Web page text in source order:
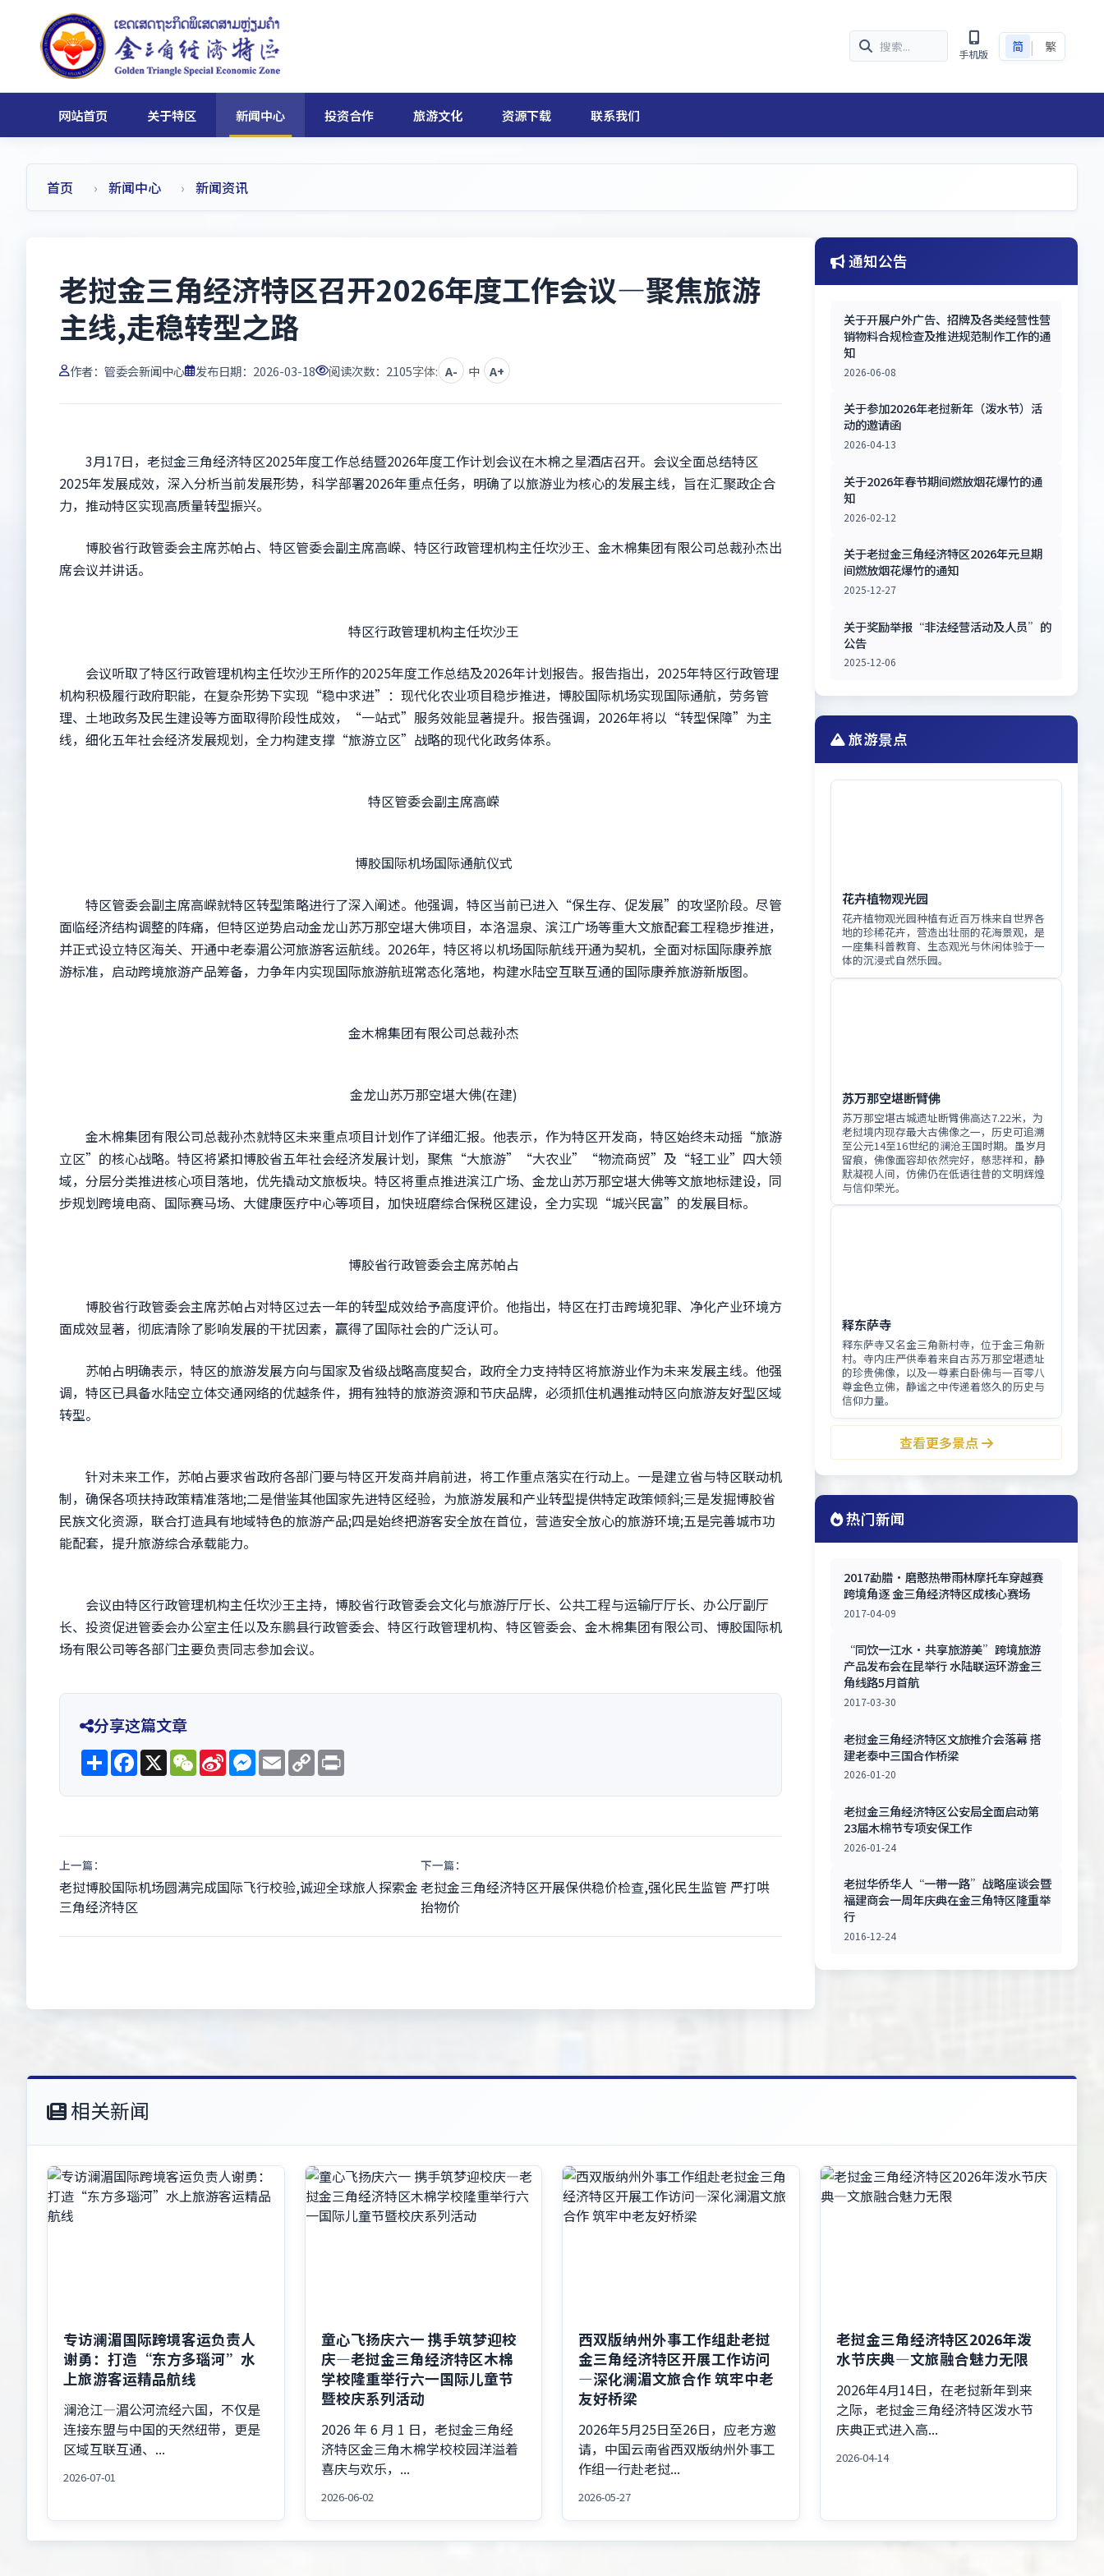
手机版
简 | 繁
网站首页 关于特区 新闻中心 投资合作 旅游文化 资源下载 联系我们
首页 新闻中心 新闻资讯
老挝金三角经济特区召开2026年度工作会议—聚焦旅游
主线,走稳转型之路
作者： 管委会新闻中心 发布日期：2026-03-18 阅读次数： 2105字体: A- 中 A+
3月17日，老挝金三角经济特区2025年度工作总结暨2026年度工作计划会议在木棉之星酒店召开。会议全面总结特区
2025年发展成效，深入分析当前发展形势，科学部署2026年重点任务，明确了以旅游业为核心的发展主线，旨在汇聚政企合
力，推动特区实现高质量转型振兴。
博胶省行政管委会主席苏帕占、特区管委会副主席高嵘、特区行政管理机构主任坎沙王、金木棉集团有限公司总裁孙杰出
席会议并讲话。
特区行政管理机构主任坎沙王
会议听取了特区行政管理机构主任坎沙王所作的2025年度工作总结及2026年计划报告。报告指出，2025年特区行政管理
机构积极履行政府职能，在复杂形势下实现“稳中求进”：现代化农业项目稳步推进，博胶国际机场实现国际通航，劳务管
理、土地政务及民生建设等方面取得阶段性成效，“一站式”服务效能显著提升。报告强调，2026年将以“转型保障”为主
线，细化五年社会经济发展规划，全力构建支撑“旅游立区”战略的现代化政务体系。
特区管委会副主席高嵘
博胶国际机场国际通航仪式
特区管委会副主席高嵘就特区转型策略进行了深入阐述。他强调，特区当前已进入“保生存、促发展”的攻坚阶段。尽管
面临经济结构调整的阵痛，但特区逆势启动金龙山苏万那空堪大佛项目，本洛温泉、滨江广场等重大文旅配套工程稳步推进，
并正式设立特区海关、开通中老泰湄公河旅游客运航线。2026年，特区将以机场国际航线开通为契机，全面对标国际康养旅
游标准，启动跨境旅游产品筹备，力争年内实现国际旅游航班常态化落地，构建水陆空互联互通的国际康养旅游新版图。
金木棉集团有限公司总裁孙杰
金龙山苏万那空堪大佛(在建)
金木棉集团有限公司总裁孙杰就特区未来重点项目计划作了详细汇报。他表示，作为特区开发商，特区始终未动摇“旅游
立区”的核心战略。特区将紧扣博胶省五年社会经济发展计划，聚焦“大旅游”“大农业”“物流商贸”及“轻工业”四大领
域，分层分类推进核心项目落地，优先撬动文旅板块。特区将重点推进滨江广场、金龙山苏万那空堪大佛等文旅地标建设，同
步规划跨境电商、国际赛马场、大健康医疗中心等项目，加快班磨综合保税区建设，全力实现“城兴民富”的发展目标。
博胶省行政管委会主席苏帕占
博胶省行政管委会主席苏帕占对特区过去一年的转型成效给予高度评价。他指出，特区在打击跨境犯罪、净化产业环境方
面成效显著，彻底清除了影响发展的干扰因素，赢得了国际社会的广泛认可。
苏帕占明确表示，特区的旅游发展方向与国家及省级战略高度契合，政府全力支持特区将旅游业作为未来发展主线。他强
调，特区已具备水陆空立体交通网络的优越条件，拥有独特的旅游资源和节庆品牌，必须抓住机遇推动特区向旅游友好型区域
转型。
针对未来工作，苏帕占要求省政府各部门要与特区开发商并肩前进，将工作重点落实在行动上。一是建立省与特区联动机
制，确保各项扶持政策精准落地;二是借鉴其他国家先进特区经验，为旅游发展和产业转型提供特定政策倾斜;三是发掘博胶省
民族文化资源，联合打造具有地域特色的旅游产品;四是始终把游客安全放在首位，营造安全放心的旅游环境;五是完善城市功
能配套，提升旅游综合承载能力。
会议由特区行政管理机构主任坎沙王主持，博胶省行政管委会文化与旅游厅厅长、公共工程与运输厅厅长、办公厅副厅
长、投资促进管委会办公室主任以及东鹏县行政管委会、特区行政管理机构、特区管委会、金木棉集团有限公司、博胶国际机
场有限公司等各部门主要负责同志参加会议。
分享这篇文章
ShareFacebook
X WeChat
Sina
Weibo
Messenger
EmailCopy
Link
上一篇：
老挝博胶国际机场圆满完成国际飞行校验,诚迎全球旅人探索金
三角经济特区
下一篇：
老挝金三角经济特区开展保供稳价检查,强化民生监管 严打哄
抬物价
通知公告
关于开展户外广告、招牌及各类经营性营
销物料合规检查及推进规范制作工作的通
知
2026-06-08
关于参加2026年老挝新年（泼水节）活
动的邀请函
2026-04-13
关于2026年春节期间燃放烟花爆竹的通
知
2026-02-12
关于老挝金三角经济特区2026年元旦期
间燃放烟花爆竹的通知
2025-12-27
关于奖励举报“非法经营活动及人员”的
公告
2025-12-06
旅游景点
花卉植物观光园
花卉植物观光园种植有近百万株来自世界各
地的珍稀花卉，营造出壮丽的花海景观，是
一座集科普教育、生态观光与休闲体验于一
体的沉浸式自然乐园。
苏万那空堪断臂佛
苏万那空堪古城遗址断臂佛高达7.22米，为
老挝境内现存最大古佛像之一，历史可追溯
至公元14至16世纪的澜沧王国时期。虽岁月
留痕，佛像面容却依然完好，慈悲祥和，静
默凝视人间，仿佛仍在低语往昔的文明辉煌
与信仰荣光。
释东萨寺
释东萨寺又名金三角新村寺，位于金三角新
村。寺内庄严供奉着来自古苏万那空堪遗址
的珍贵佛像，以及一尊素白卧佛与一百零八
尊金色立佛，静谧之中传递着悠久的历史与
信仰力量。
查看更多景点
热门新闻
2017勐腊·磨憨热带雨林摩托车穿越赛
跨境角逐 金三角经济特区成核心赛场
2017-04-09
“同饮一江水•共享旅游美”跨境旅游
产品发布会在昆举行 水陆联运环游金三
角线路5月首航
2017-03-30
老挝金三角经济特区文旅推介会落幕 搭
建老泰中三国合作桥梁
2026-01-20
老挝金三角经济特区公安局全面启动第
23届木棉节专项安保工作
2026-01-24
老挝华侨华人“一带一路”战略座谈会暨
福建商会一周年庆典在金三角特区隆重举
行
2016-12-24
相关新闻
专访澜湄国际跨境客运负责人
谢勇：打造“东方多瑙河”水
上旅游客运精品航线
澜沧江—湄公河流经六国，不仅是
连接东盟与中国的天然纽带，更是
区域互联互通、...
2026-07-01
童心飞扬庆六一 携手筑梦迎校
庆—老挝金三角经济特区木棉
学校隆重举行六一国际儿童节
暨校庆系列活动
2026 年 6 月 1 日，老挝金三角经
济特区金三角木棉学校校园洋溢着
喜庆与欢乐，...
2026-06-02
西双版纳州外事工作组赴老挝
金三角经济特区开展工作访问
—深化澜湄文旅合作 筑牢中老
友好桥梁
2026年5月25日至26日，应老方邀
请，中国云南省西双版纳州外事工
作组一行赴老挝...
2026-05-27
老挝金三角经济特区2026年泼
水节庆典—文旅融合魅力无限
2026年4月14日，在老挝新年到来
之际，老挝金三角经济特区泼水节
庆典正式进入高...
2026-04-14